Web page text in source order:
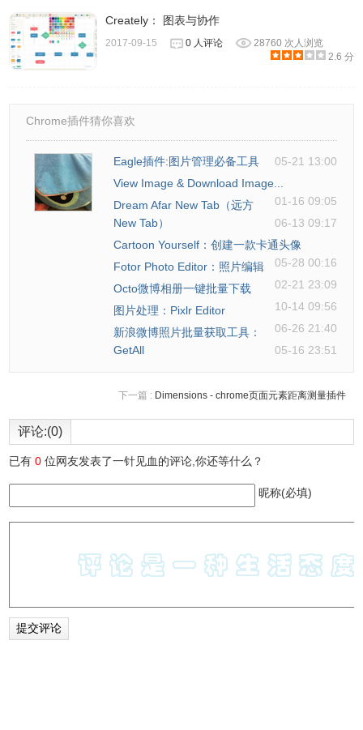
Creately： 图表与协作
2017-09-15 0 人评论
28760 次人浏览
2.6 分
Chrome插件猜你喜欢
Eagle插件:图片管理必备工具
05-21 13:00
View Image & Download Image...
01-16 09:05
Dream Afar New Tab（远方
New Tab）
06-13 09:17
Cartoon Yourself：创建一款卡通头像
05-28 00:16
Fotor Photo Editor：照片编辑
02-21 23:09
Octo微博相册一键批量下载
10-14 09:56
图片处理：Pixlr Editor
06-26 21:40
新浪微博照片批量获取工具：
GetAll
05-16 23:51
下一篇 : Dimensions - chrome页面元素距离测量插件
评论:(0)
已有0 位网友发表了一针见血的评论,你还等什么？
昵称(必填)